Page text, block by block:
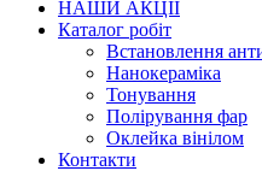
НАШИ АКЦІЇ
Каталог робіт
Встановлення
Нанокераміка
Тонування
Полірування фар
Оклейка вінілом
Контакти